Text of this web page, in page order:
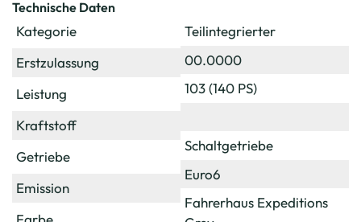
Technische Daten
Kategorie
Erstzulassung
Leistung
Kraftstoff
Getriebe
Emission
Teilintegrierter
00.0000
103 (140 PS)
Schaltgetriebe
Euro6
Fahrerhaus Expeditions